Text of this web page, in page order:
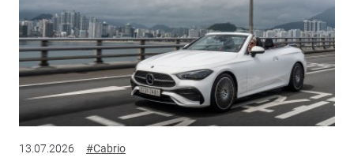
13.07.2026 #Cabrio